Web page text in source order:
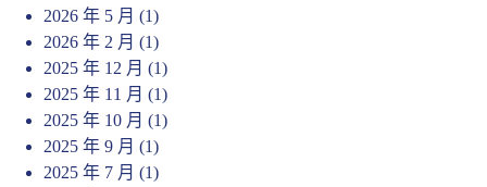
2026 年 5 月 (1)
2026 年 2 月 (1)
2025 年 12 月 (1)
2025 年 11 月 (1)
2025 年 10 月 (1)
2025 年 9 月 (1)
2025 年 7 月 (1)